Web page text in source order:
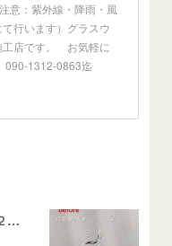
意：紫外線・降雨・風
行います）グラスウ
工店です。 お気軽に
090-1312-0863迄
飛び石ひび割れ 施工例「近距離２箇所・パーシャル系+ストレート系」CX-8